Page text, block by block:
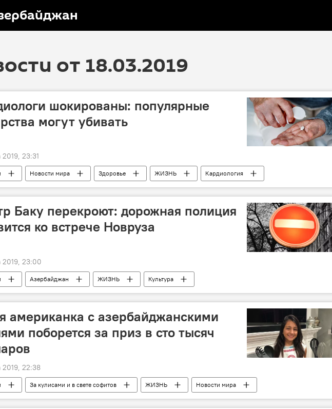
от 18.03.2019
шокированы: популярные
могут убивать
2019, 23:31
Новости мира Здоровье ЖИЗНЬ
Кардиология
Исследования
Баку перекроют: дорожная полиция
ко встрече Новруза
2019, 23:00
Азербайджан ЖИЗНЬ Культура
американка с азербайджанскими
поборется за приз в сто тысяч
2019, 22:38
За кулисами и в свете софитов ЖИЗНЬ Новости мира